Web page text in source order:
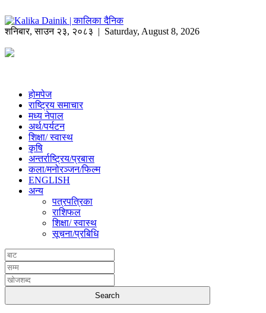
शनिबार,साउन २३, २०८३ | Saturday, August 8, 2026
होमपेज
राष्ट्रिय समाचार
मध्य नेपाल
अर्थ/पर्यटन
शिक्षा/ स्वास्थ
कृषि
अन्तर्राष्ट्रिय/प्रबास
कला/मनोरञ्जन/फिल्म
ENGLISH
अन्य
पत्रपत्रिका
राशिफल
शिक्षा/ स्वास्थ
सूचना/प्रबिधि